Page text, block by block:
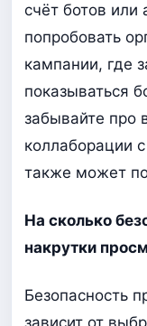
счёт ботов
попробовать
кампании, где
показываться
забывайте про
коллаборации
также может
На сколько
накрутки
Безопасность
зависит от